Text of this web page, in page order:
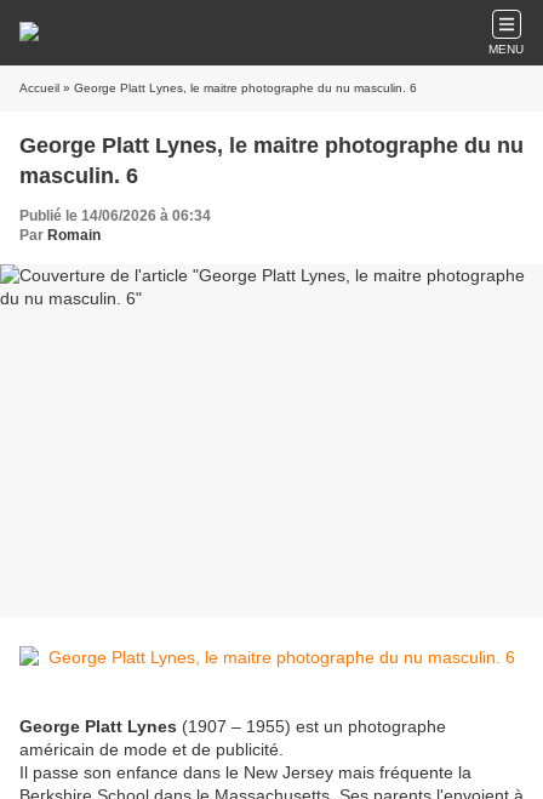
MENU
Accueil » George Platt Lynes, le maitre photographe du nu masculin. 6
George Platt Lynes, le maitre photographe du nu
masculin. 6
Publié le 14/06/2026 à 06:34
Par Romain
George Platt Lynes (1907 – 1955) est un photographe
américain de mode et de publicité.
Il passe son enfance dans le New Jersey mais fréquente la